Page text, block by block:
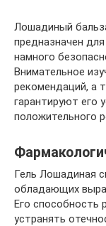
Лошадиный
предназначен
намного
Внимательное
рекомендаций, а
гарантируют его
положительного
Гель Лошадиная
обладающих
Его способность
устранять